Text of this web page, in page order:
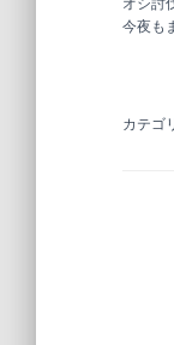
オシ討
今夜も
カテゴ